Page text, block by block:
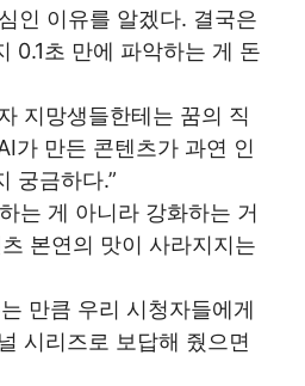
인 이유를 알겠다. 결국은
0.1초 만에 파악하는 게 돈
지망생들한테는 꿈의 직
가 만든 콘텐츠가 과연 인
궁금하다.”
는 게 아니라 강화하는 거
본연의 맛이 사라지지는
만큼 우리 시청자들에게
시리즈로 보답해 줬으면